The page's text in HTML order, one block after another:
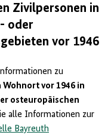
Zivilpersonen in
oder
vor 1946
zu
vor 1946 in
osteuropäischen
alle Informationen zur
Bayreuth